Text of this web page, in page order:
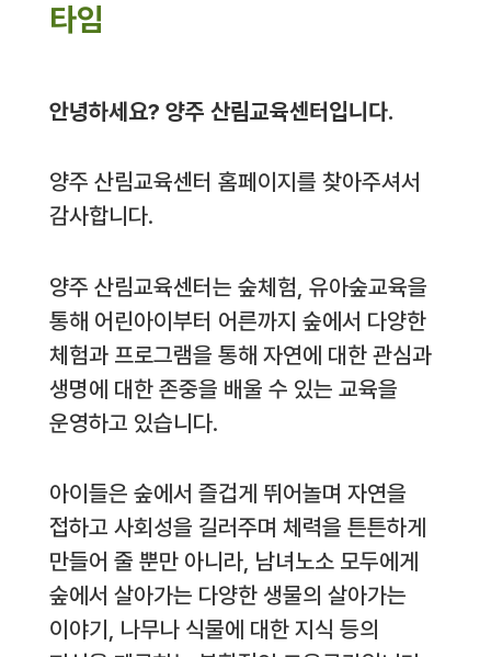
타임
안녕하세요? 양주 산림교육센터입니다.
양주 산림교육센터 홈페이지를 찾아주셔서
감사합니다.
양주 산림교육센터는 숲체험, 유아숲교육을
통해 어린아이부터 어른까지 숲에서 다양한
체험과 프로그램을 통해 자연에 대한 관심과
생명에 대한 존중을 배울 수 있는 교육을
운영하고 있습니다.
아이들은 숲에서 즐겁게 뛰어놀며 자연을
접하고 사회성을 길러주며 체력을 튼튼하게
만들어 줄 뿐만 아니라, 남녀노소 모두에게
숲에서 살아가는 다양한 생물의 살아가는
이야기, 나무나 식물에 대한 지식 등의